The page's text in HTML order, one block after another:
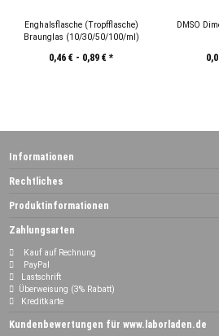
Enghalsflasche (Tropfflasche)
Braunglas (10/30/50/100/ml)
0,46 € - 0,89 €*
DMSO
Informationen
Rechtliches
Produktinformationen
Zahlungsarten
Kauf auf Rechnung
PayPal
Lastschrift
Überweisung (3% Rabatt)
Kreditkarte
Kundenbewertungen für www.laborladen.de